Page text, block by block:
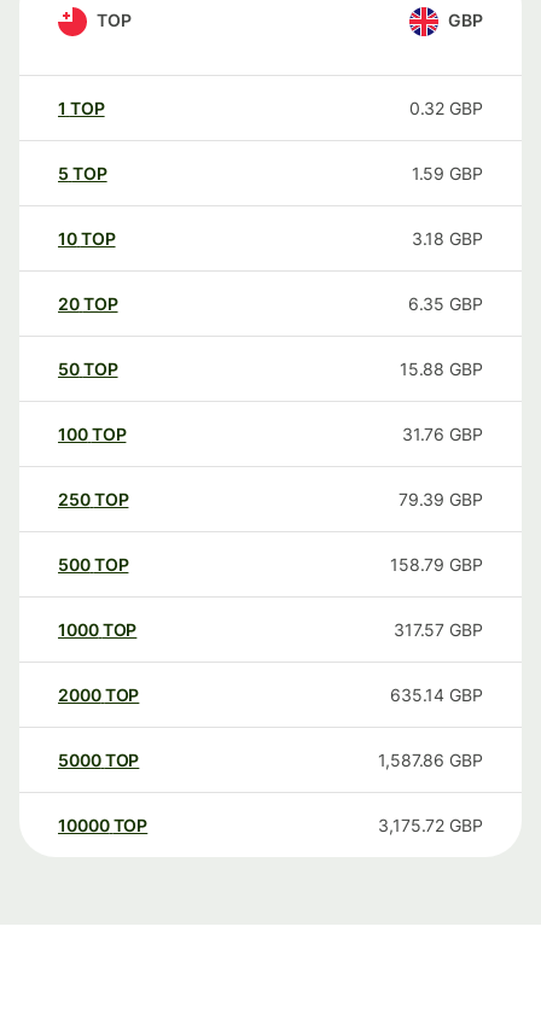
TOP GBP
1 TOP 0.32 GBP
5 TOP 1.59 GBP
10TOP 3.18 GBP
20TOP 6.35 GBP
50TOP 15.88 GBP
100TOP 31.76 GBP
250TOP 79.39 GBP
500TOP 158.79 GBP
1000TOP 317.57 GBP
2000TOP 635.14 GBP
5000TOP 1,587.86 GBP
10000 TOP 3,175.72 GBP